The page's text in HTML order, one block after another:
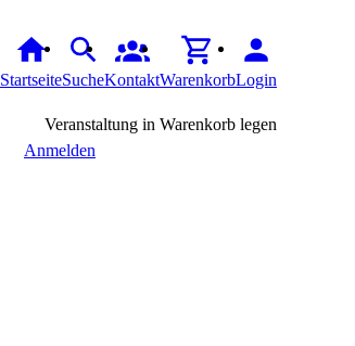
StartseiteSucheKontaktWarenkorbLogin
Veranstaltung in Warenkorb legen
Anmelden